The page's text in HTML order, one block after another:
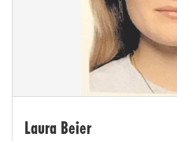
Laura Beier